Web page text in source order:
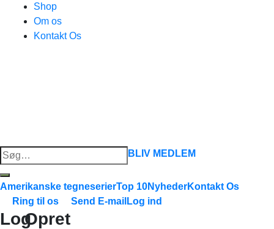
Shop
Om os
Kontakt Os
Søg
efter:
BLIV MEDLEM
Amerikanske tegneserierTop 10NyhederKontakt Os
Ring til os
Send E-mail Log ind
LogOpret